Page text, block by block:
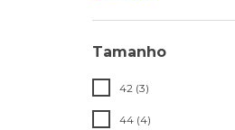
Tamanho
42 (3)
44 (4)